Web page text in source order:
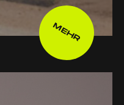
MEHR